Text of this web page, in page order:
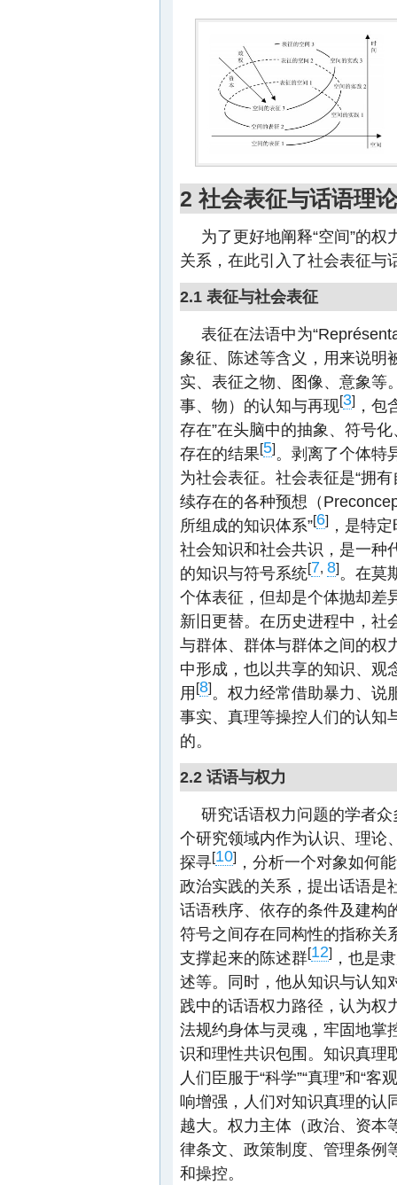
2 社会表征与话语理论
为了更好地阐释“空间”的权
关系，在此引入了社会表征与
2.1 表征与社会表征
表征在法语中为
象征、陈述等含义，用来说明
实、表征之物、图像、意象等
事、物）的认知与再现[3] ，
存在”在头脑中的抽象、符号
存在的结果[5]。剥离了个体特
为社会表征。社会表征是“拥
续存在的各种预想（
所组成的知识体系”[6] ，是特
社会知识和社会共识，是一种
的知识与符号系统[7, 8]。在莫
个体表征，但却是个体抛却差
新旧更替。在历史进程中，社
与群体、群体与群体之间的权
中形成，也以共享的知识、观
用 [8]。权力经常借助暴力、说
事实、真理等操控人们的认知
的。
2.2 话语与权力
研究话语权力问题的学者
个研究领域内作为认识、理论
探寻[10] ，分析一个对象如何
政治实践的关系，提出话语是
话语秩序、依存的条件及建构
符号之间存在同构性的指称关
支撑起来的陈述群[12] ，也是
述等。同时，他从知识与认知
践中的话语权力路径，认为权
法规约身体与灵魂，牢固地掌
识和理性共识包围。知识真理
人们臣服于“科学”“真理”和“
响增强，人们对知识真理的认
越大。权力主体（政治、资本
律条文、政策制度、管理条例
和操控。